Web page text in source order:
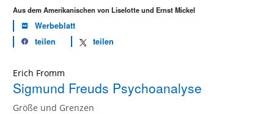
Aus dem Amerikanischen von Liselotte und Ernst Mickel
Werbeblatt
teilen
teilen
Erich Fromm
Sigmund Freuds Psychoanalyse
Größe und Grenzen